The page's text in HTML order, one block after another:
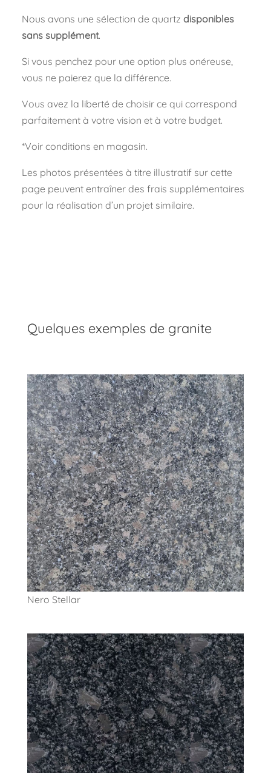
Nous avons une sélection de quartz disponibles
sans supplément.
Si vous penchez pour une option plus onéreuse,
vous ne paierez que la différence.
Vous avez la liberté de choisir ce qui correspond
parfaitement à votre vision et à votre budget.
*Voir conditions en magasin.
Les photos présentées à titre illustratif sur cette
page peuvent entraîner des frais supplémentaires
pour la réalisation d’un projet similaire.
Quelques exemples de granite
Nero Stellar